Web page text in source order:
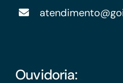
Ouvidoria: